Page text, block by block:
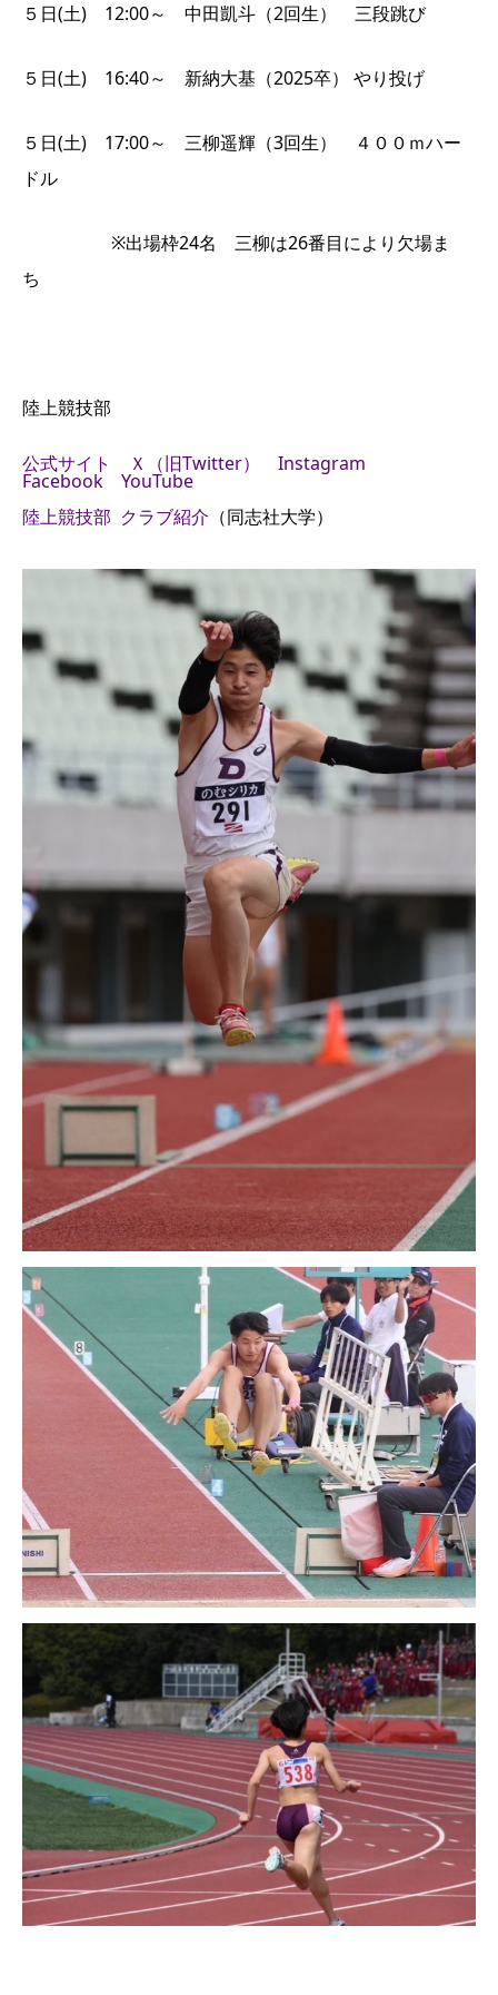
５日(土) 12:00～ 中田凱斗（2回生） 三段跳び
５日(土) 16:40～ 新納大基（2025卒） やり投げ
５日(土) 17:00～ 三柳遥輝（3回生） ４００ｍハー
ドル
※出場枠24名 三柳は26番目により欠場ま
ち
陸上競技部
公式サイト Ｘ（旧Twitter） Instagram
Facebook
YouTube
陸上競技部 クラブ紹介 （同志社大学）